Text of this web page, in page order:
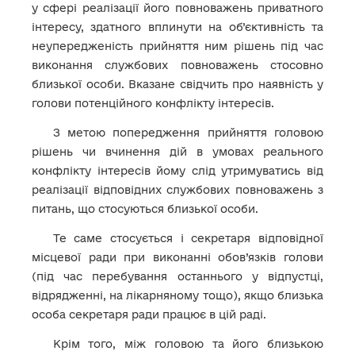
у сфері реалізації його повноважень приватного
інтересу, здатного вплинути на об’єктивність та
неупередженість прийняття ним рішень під час
виконання службових повноважень стосовно
близької особи. Вказане свідчить про наявність у
голови потенційного конфлікту інтересів.
З метою попередження прийняття головою
рішень чи вчинення дій в умовах реального
конфлікту інтересів йому слід утримуватись від
реалізації відповідних службових повноважень з
питань, що стосуються близької особи.
Те саме стосується і секретаря відповідної
місцевої ради при виконанні обов’язків голови
(під час перебування останнього у відпустці,
відрядженні, на лікарняному тощо), якщо близька
особа секретаря ради працює в цій раді.
Крім того, між головою та його близькою